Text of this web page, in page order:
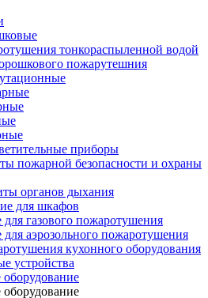
тонкораспыленной водой
пожарутешния
приборы
пожарной безопасности и охраны
органов дыхания
для шкафов
газового пожаротушения
аэрозольного пожаротушения
кухонного оборудования
устройства